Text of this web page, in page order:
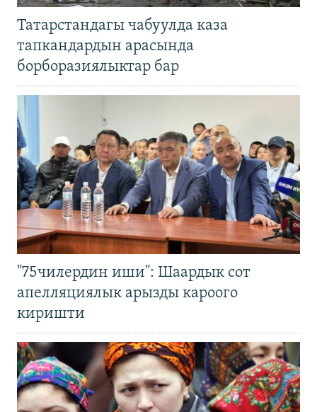
Татарстандагы чабуулда каза
тапкандардын арасында
борборазиялыктар бар
"75чилердин иши": Шаардык сот
апелляциялык арызды кароого
киришти